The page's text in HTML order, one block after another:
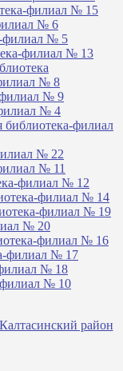
филиал № 15
№ 6
филиал № 5
филиал № 13
№ 8
филиал № 9
№ 4
библиотека-филиал
№ 22
№ 11
филиал № 12
филиал № 14
филиал № 19
№ 20
филиал № 16
филиал № 17
№ 18
филиал № 10